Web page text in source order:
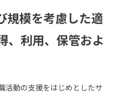
規模を考慮した適
、利用、保管およ
活動の支援をはじめとしたサ